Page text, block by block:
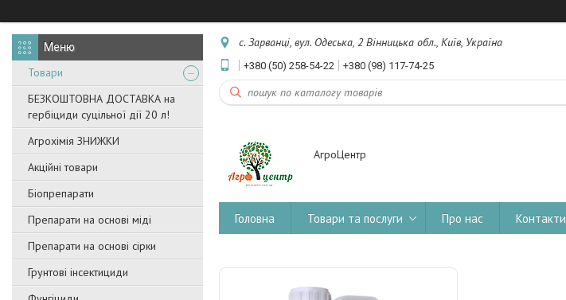
Товари
БЕЗКОШТОВНА ДОСТАВКА на
гербіциди суцільної дії 20 л!
Агрохімія ЗНИЖКИ
Акційні товари
Біопрепарати
Препарати на основі міді
Препарати на основі сірки
Грунтові інсектициди
с. Зарванці, вул. Одеська, 2 Вінницька обл., Київ, Україна
+380 (50) 258-54-22 +380 (98) 117-74-25
АгроЦентр
Головна Товари та послуги Про нас Контакти